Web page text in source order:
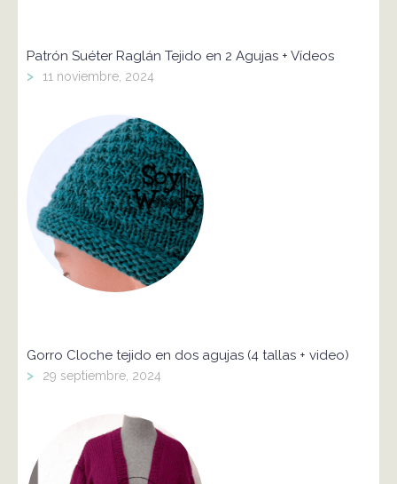
Patrón Suéter Raglán Tejido en 2 Agujas + Vídeos
> 11 noviembre, 2024
Gorro Cloche tejido en dos agujas (4 tallas + video)
> 29 septiembre, 2024